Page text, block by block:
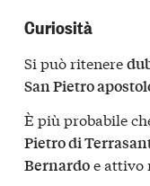
Curiosità
Si può ritenere
San Pietro
È più probabile
Pietro di
Bernardoe attivo